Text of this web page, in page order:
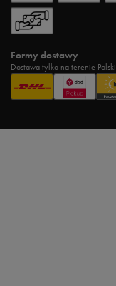
Formy dostawy
Dostawa tylko na terenie Polski